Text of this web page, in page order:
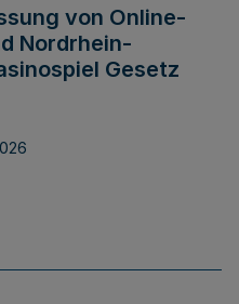
von Online-
Nordrhein-
Gesetz